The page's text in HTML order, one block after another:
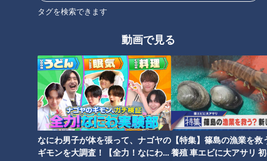
タグを検索できます
動画で見る
なにわ男子が体を張って、ナゴヤの
ギモンを大調査！【全力！なにわ実
【特集】篠島の漁業を救
養殖 車エビに大アサリ
CBCテレビ『恋はロケ中に！』
2人が挑戦しているのは「しまなみ海道100人ふれあいグッズ
配り」の旅。広島と愛媛を結ぶしまなみ海道の島々で、CBC
グッズのお菓子を地元の人たちと交流しながら100人に配りき
らなければなりません。